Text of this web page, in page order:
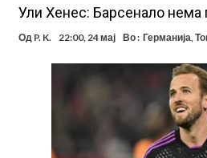
Ули Хенес: Барсенало нема
Од P. K. 22:00, 24 мај Во : Германија,